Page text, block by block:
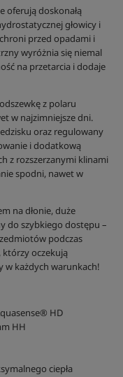
oferują doskonałą
głowicy i
przed opadami i
wyróżnia się niemal
na przetarcia i dodaje
z polaru
w najzimniejsze dni.
oraz regulowany
i dodatkową
z rozszerzanymi klinami
spodni, nawet w
na dłonie, duże
do szybkiego dostępu –
podczas
którzy oczekują
w każdych warunkach!
HD
HH
ciepła